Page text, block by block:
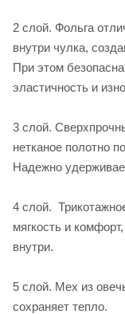
2 слой. Фольга
внутри чулка,
При этом
эластичность и
3 слой.
нетканое полотно
Надежно
4 слой.
мягкость и
внутри.
5 слой. Мех из
сохраняет тепло.